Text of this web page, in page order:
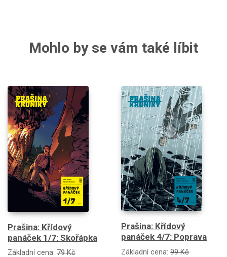
Mohlo by se vám také líbit
Prašina: Křídový
panáček 1/7: Skořápka
Základní cena: 79 Kč
Prašina: Křídový
panáček 4/7: Poprava
Základní cena: 99 Kč